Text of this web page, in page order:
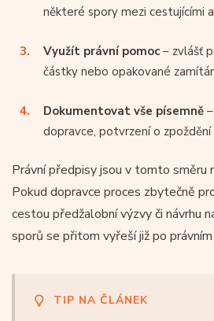
některé spory mezi cestujícími
Využít právní pomoc – zvlášť
částky nebo opakované
Dokumentovat vše písemně
dopravce, potvrzení o zpoždění
Právní předpisy jsou v tomto směru
Pokud dopravce proces zbytečně
cestou předžalobní výzvy či návrhu
sporů se přitom vyřeší již po
TIP NA ČLÁNEK